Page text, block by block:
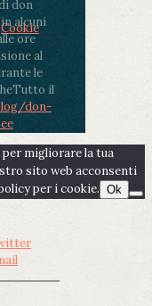
don
alcuni
ore
al
le
Tutto il
don-
Cookie
migliorare la tua
sito web acconsenti
per i cookie. Ok